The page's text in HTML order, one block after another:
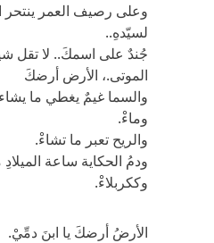
وعلى رصيف العمر ينتحر
لسيّدهِ..
جُندٌ على اسمكَ.. لا تقل
الموتى.، الأرض أرضكَ
والسما غيمٌ يغطي ما
وماءْ.
والريح تعبر ما تشاءْ.
ودمُ الحكاية ساعة
وككربلاءْ.
الأرضُ أرضكَ يا ابنَ دمِّيْ.